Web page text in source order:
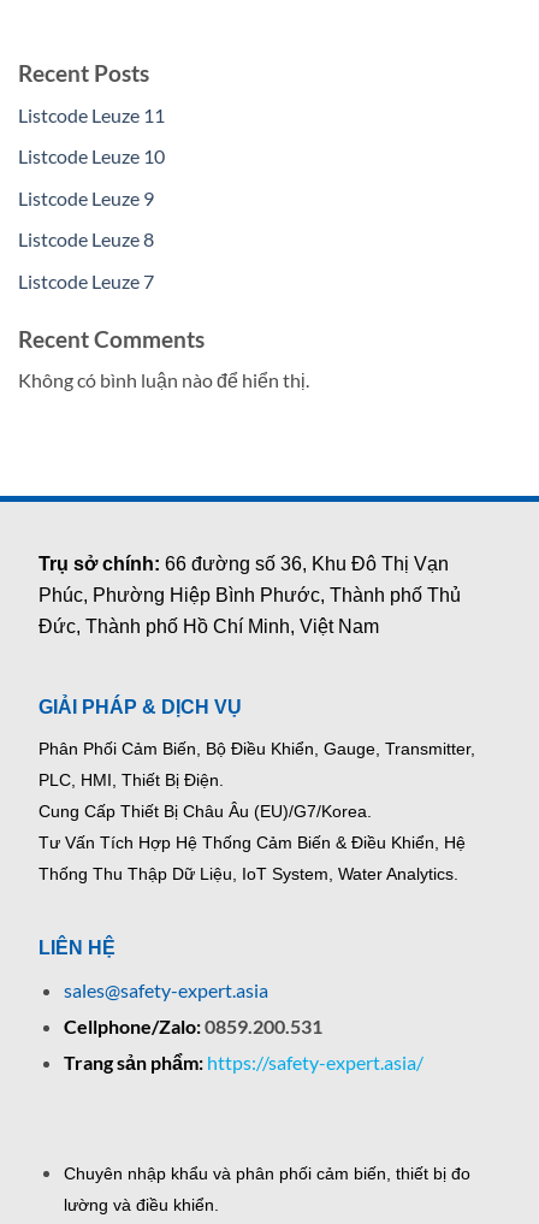
Recent Posts
Listcode Leuze 11
Listcode Leuze 10
Listcode Leuze 9
Listcode Leuze 8
Listcode Leuze 7
Recent Comments
Không có bình luận nào để hiển thị.
Trụ sở chính:66 đường số 36, Khu Đô Thị Vạn
Phúc, Phường Hiệp Bình Phước, Thành phố Thủ
Đức, Thành phố Hồ Chí Minh, Việt Nam
GIẢI PHÁP & DỊCH VỤ
Phân Phối Cảm Biến, Bộ Điều Khiển, Gauge, Transmitter,
PLC, HMI, Thiết Bị Điện.
Cung Cấp Thiết Bị Châu Âu (EU)/G7/Korea.
Tư Vấn Tích Hợp Hệ Thống Cảm Biến & Điều Khiển, Hệ
Thống Thu Thập Dữ Liệu, IoT System, Water Analytics.
LIÊN HỆ
sales@safety-expert.asia
Cellphone/Zalo:0859.200.531
Trang sản phẩm: https://safety-expert.asia/
Chuyên nhập khẩu và phân phối cảm biến, thiết bị đo
lường và điều khiển.